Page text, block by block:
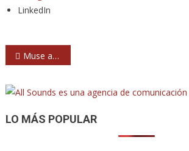
LinkedIn
Navegación
entradas
Muse anuncia los conciertos de su gira europea de 2023
LO MÁS POPULAR